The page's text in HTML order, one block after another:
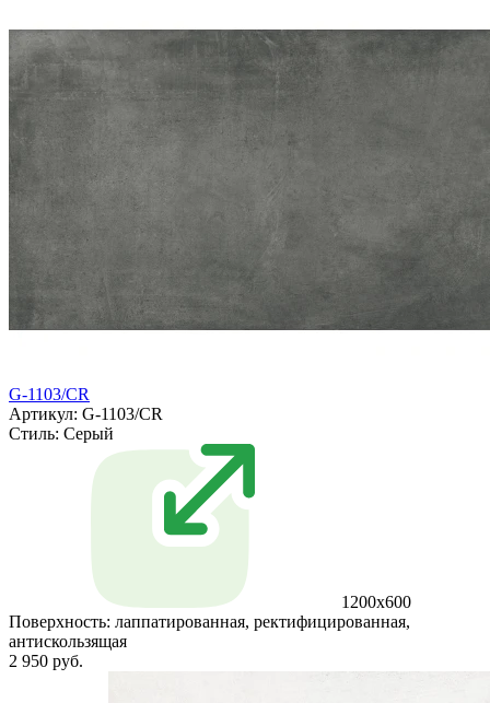
G-1103/CR
Артикул: G-1103/CR
Стиль: Серый
1200x600
Поверхность: лаппатированная, ректифицированная,
антискользящая
2 950 руб.